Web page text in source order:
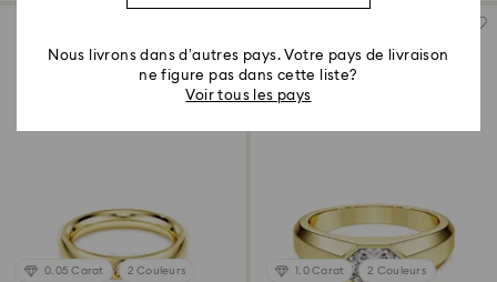
0.05 Carat 2 Couleurs 1.0 Carat 2 Couleurs
Nous livrons dans d’autres pays. Votre pays de livraison
ne figure pas dans cette liste?
Voir tous les pays